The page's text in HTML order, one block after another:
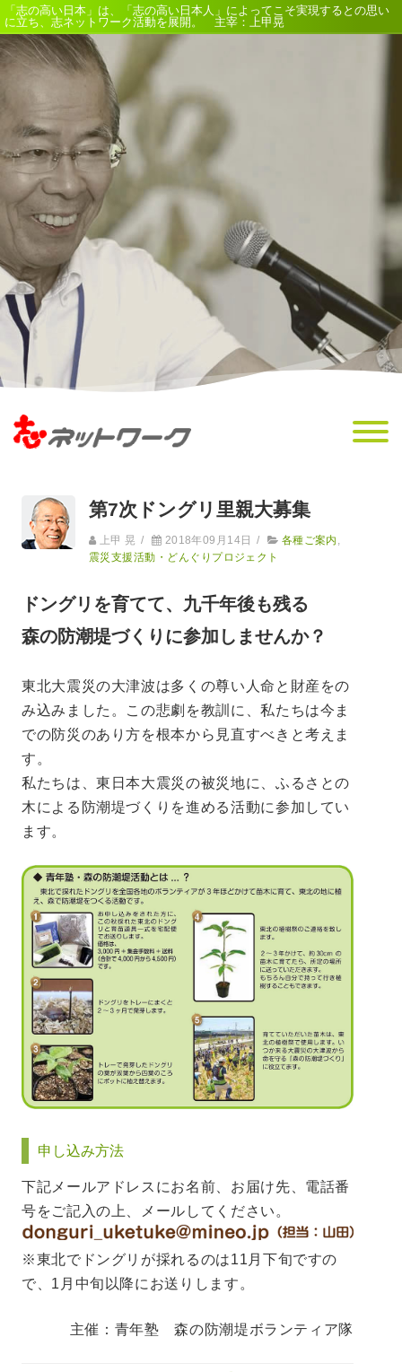
「志の高い日本」は、「志の高い日本人」によってこそ実現するとの思い
に立ち、志ネットワーク活動を展開。 主宰：上甲晃
第7次ドングリ里親大募集
上甲 晃 / 2018年09月14日 / 各種ご案内
震災支援活動・どんぐりプロジェクト
ドングリを育てて、九千年後も残る
森の防潮堤づくりに参加しませんか？
東北大震災の大津波は多くの尊い人命と財産をの
み込みました。この悲劇を教訓に、私たちは今ま
での防災のあり方を根本から見直すべきと考えま
す。
私たちは、東日本大震災の被災地に、ふるさとの
木による防潮堤づくりを進める活動に参加してい
ます。
申し込み方法
下記メールアドレスにお名前、お届け先、電話番
号をご記入の上、メールしてください。
※東北でドングリが採れるのは11月下旬ですの
で、1月中旬以降にお送りします。
主催：青年塾 森の防潮堤ボランティア隊